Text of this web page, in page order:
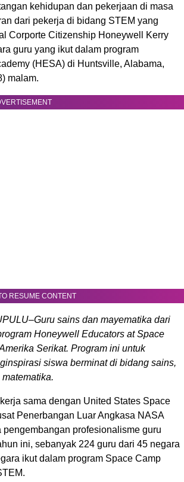
kehidupan dan pekerjaan di masa
dari pekerja di bidang STEM yang
Corporte Citizenship Honeywell Kerry
guru yang ikut dalam program
(HESA) di Huntsville, Alabama,
malam.
RESUME CONTENT
sains dan mayematika dari
Honeywell Educators at Space
Serikat. Program ini untuk
siswa berminat di bidang sains,
sama dengan United States Space
Penerbangan Luar Angkasa NASA
profesionalisme guru
ini, sebanyak 224 guru dari 45 negara
ikut dalam program Space Camp